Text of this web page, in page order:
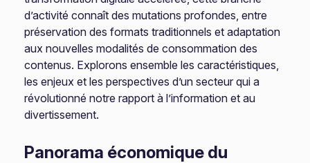
d’activité connaît des mutations profondes, entre
préservation des formats traditionnels et adaptation
aux nouvelles modalités de consommation des
contenus. Explorons ensemble les caractéristiques,
les enjeux et les perspectives d’un secteur qui a
révolutionné notre rapport à l’information et au
divertissement.
Panorama économique du